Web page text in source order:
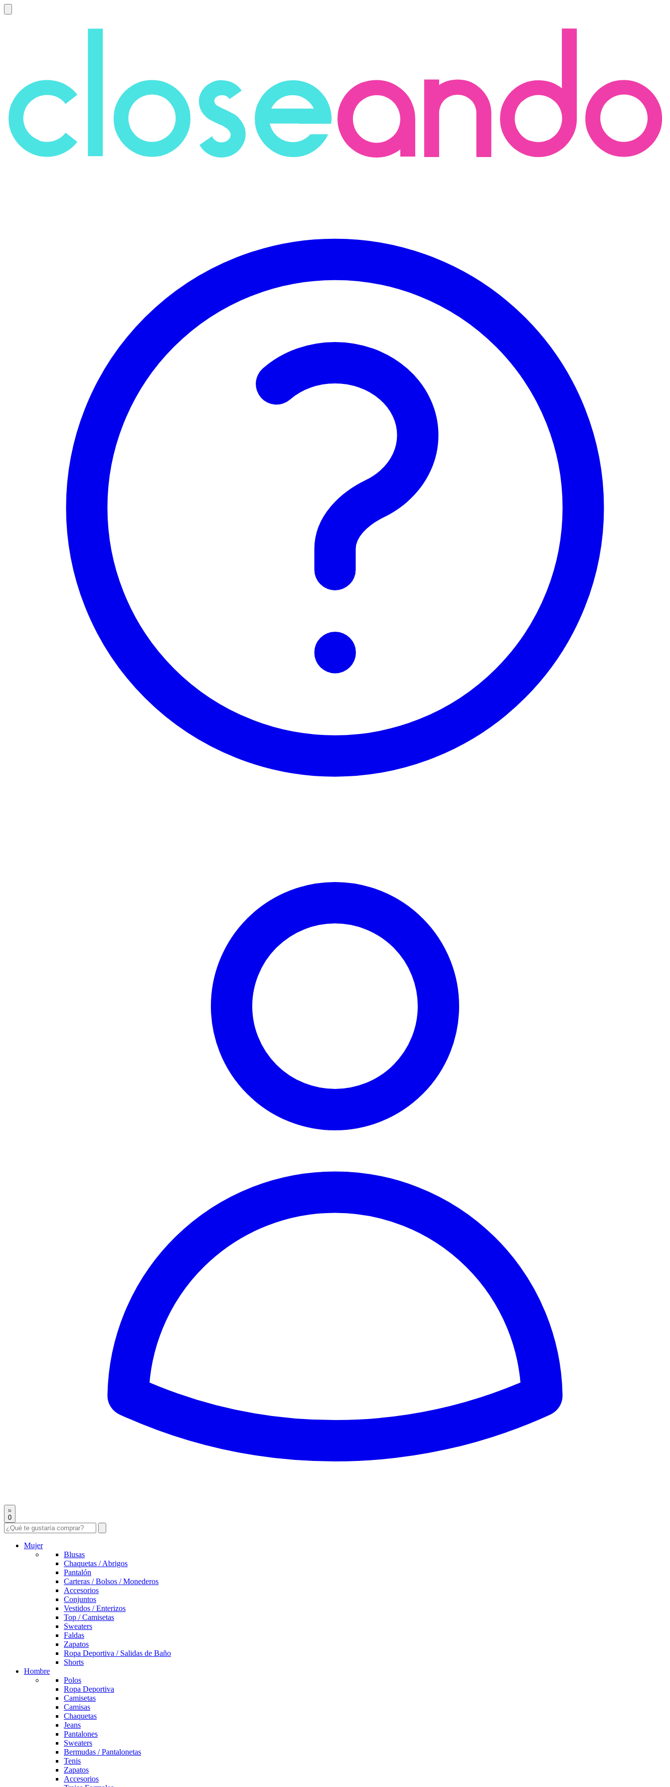
0
Mujer
Blusas
Chaquetas / Abrigos
Pantalón
Carteras / Bolsos / Monederos
Accesorios
Conjuntos
Vestidos / Enterizos
Top / Camisetas
Sweaters
Faldas
Zapatos
Ropa Deportiva / Salidas de Baño
Shorts
Hombre
Polos
Ropa Deportiva
Camisetas
Camisas
Chaquetas
Jeans
Pantalones
Sweaters
Bermudas / Pantalonetas
Tenis
Zapatos
Accesorios